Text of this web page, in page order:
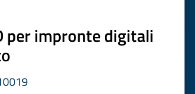
per impronte digitali